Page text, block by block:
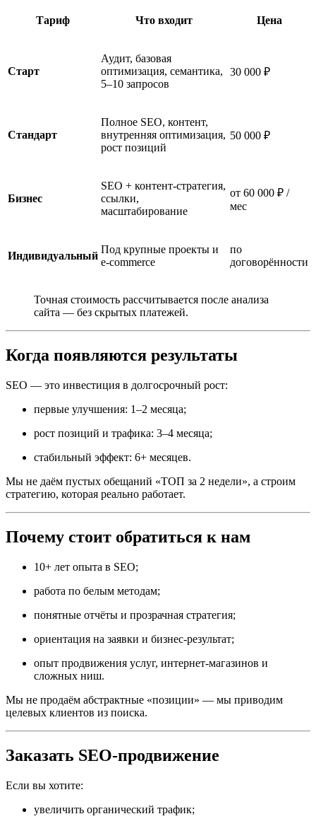
Тариф Что входит Цена
Старт
Аудит, базовая
оптимизация, семантика,
5–10 запросов
30 000 ₽
Стандарт
Полное SEO, контент,
внутренняя оптимизация,
рост позиций
50 000 ₽
Бизнес
SEO + контент-стратегия,
ссылки,
масштабирование
от 60 000 ₽ /
мес
Индивидуальный
Под крупные проекты и
e-commerce
по
договорённости
Точная стоимость рассчитывается после анализа
сайта — без скрытых платежей.
Когда появляются результаты
SEO — это инвестиция в долгосрочный рост:
первые улучшения: 1–2 месяца;
рост позиций и трафика: 3–4 месяца;
стабильный эффект: 6+ месяцев.
Мы не даём пустых обещаний «ТОП за 2 недели», а строим
стратегию, которая реально работает.
Почему стоит обратиться к нам
10+ лет опыта в SEO;
работа по белым методам;
понятные отчёты и прозрачная стратегия;
ориентация на заявки и бизнес-результат;
опыт продвижения услуг, интернет-магазинов и
сложных ниш.
Мы не продаём абстрактные «позиции» — мы приводим
целевых клиентов из поиска.
Заказать SEO-продвижение
Если вы хотите:
увеличить органический трафик;